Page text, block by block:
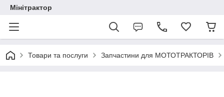
Мінітрактор
Товари та послуги Запчастини для МОТОТРАКТОРІВ